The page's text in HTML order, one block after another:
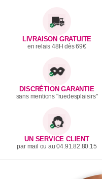
LIVRAISON GRATUITE
en relais 48H dès 69€
DISCRÉTION GARANTIE
sans mentions "ruedesplaisirs"
UN SERVICE CLIENT
par mail ou au 04.91.82.80.15